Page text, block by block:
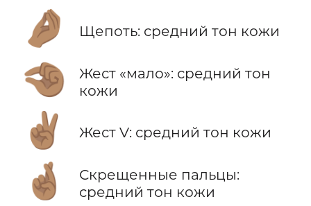
🤌🏽 Щепоть: средний тон кожи
🤏🏽
Жест «мало»: средний тон
кожи
✌🏽 Жест V: средний тон кожи
🤞🏽
Скрещенные пальцы:
средний тон кожи